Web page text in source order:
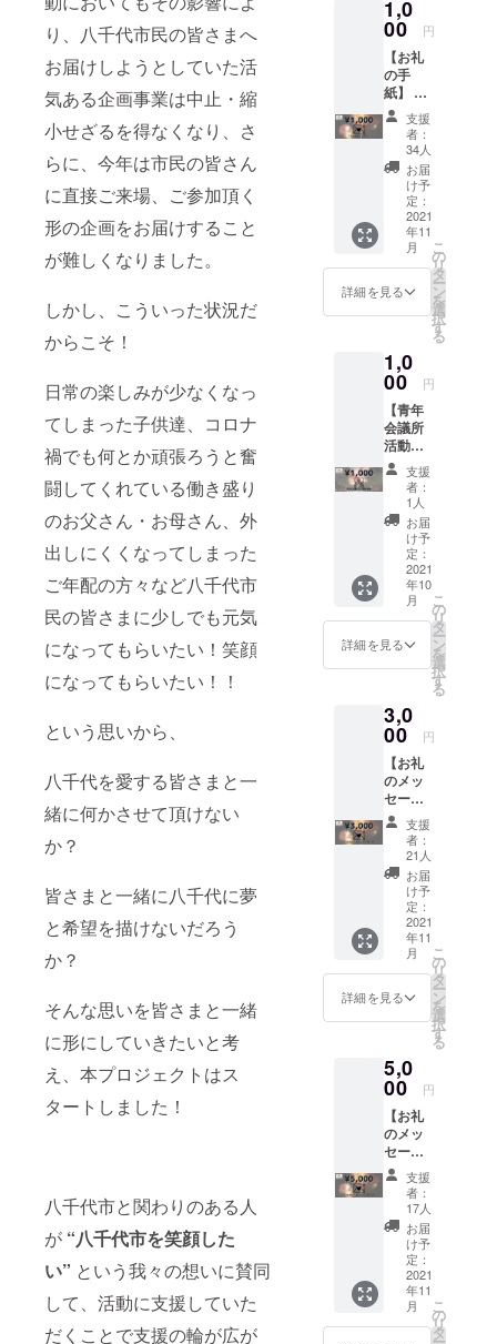
り、八千代市民の皆さまへ
お届けしようとしていた活
気ある企画事業は中止・縮
小せざるを得なくなり、さ
らに、今年は市民の皆さん
に直接ご来場、ご参加頂く
形の企画をお届けすること
が難しくなりました。
しかし、こういった状況だ
からこそ！
日常の楽しみが少なくなっ
てしまった子供達、コロナ
禍でも何とか頑張ろうと奮
闘してくれている働き盛り
のお父さん・お母さん、外
出しにくくなってしまった
ご年配の方々など八千代市
民の皆さまに少しでも元気
になってもらいたい！笑顔
になってもらいたい！！
という思いから、
八千代を愛する皆さまと一
緒に何かさせて頂けない
か？
皆さまと一緒に八千代に夢
と希望を描けないだろう
か？
そんな思いを皆さまと一緒
に形にしていきたいと考
え、本プロジェクトはス
タートしました！
八千代市と関わりのある人
が “八千代市を笑顔した
い” という我々の想いに賛同
して、活動に支援していた
だくことで支援の輪が広が
会できま
す。⼀般社
団法⼈⼋千
代⻘年会議
所は今年で
創立50周年
を迎え、
⽇々精進し
ておりま
す。
活動資⾦
は、会員の
会費から成
ります。
市⺠参加型
の講演会や
⻘少年健全
育成事業等
の資⾦に使
⽤していま
これからも
⼋千代市の
活性化の為
に活動を
⾏ってまい
で、今後と
も宜しくお
願い致しま
1,0
00 円
【お礼
の手
紙】 心
をこめ
て、お
礼のお
手紙を
お送り
させて
いただ
きま
す。 ※
資金の
利用用
途は、
2021年
日20
時〜の
花火打
ち上げ
費用に
当てさ
せてい
ただき
ます。
支援
者：
34人
お届
け予
定：
2021
年11
月
詳細を見る
こ
の
リ
タ
ー
ン
を
選
択
す
る
1,0
00 円
【青年
会議所
活動体
験（３
９歳ま
で）】
我々の
活動を
体験す
ること
ができ
ます。
一緒に
八千代
市を盛
り上げ
ましょ
う。 体
験詳細
内
容：花
火打ち
上げプ
ロジェ
クトの
支援体
験 日
程：１
０月３
１日
(日）終
日 ※荒
天の場
時
間：後
日連絡
場
所：後
日連絡
諸費
用：交
通費、
滞在費
に関し
ては自
己負担
とさせ
ていた
だきま
支援
者：
1人
お届
け予
定：
2021
年10
月
詳細を見る
こ
の
リ
タ
ー
ン
を
選
択
す
る
3,0
00 円
【お礼
のメッ
セージ
カー
ド】 心
をこめ
て、お
礼の
メッ
セージ
カード
をお送
りさせ
ていた
だきま
す。 ※
利用用
途は、
2021年
10月31
日20
時〜の
花火打
ち上げ
費用に
当てさ
せてい
ただき
ます。
支援
者：
21人
お届
け予
定：
2021
年11
月
詳細を見る
こ
の
リ
タ
ー
ン
を
選
択
す
る
5,0
00 円
【お礼
のメッ
セージ
カー
ド】 心
をこめ
て、お
礼の
メッ
セージ
カード
をお送
りさせ
支援
者：
17人
お届
け予
定：
2021
年11
月
こ
の
リ
タ